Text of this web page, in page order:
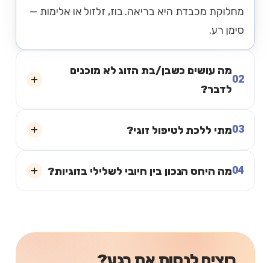
מחלוקת מכבדת היא בריאה. בוז, זלזול או אלימות —
סימן רע.
02
מה עושים כשבן/בת הזוג לא מוכנים
לדבר?
03מתי ללכת לטיפול זוגי?
04מה היחס הנכון בין חיובי לשלילי בזוגיות?